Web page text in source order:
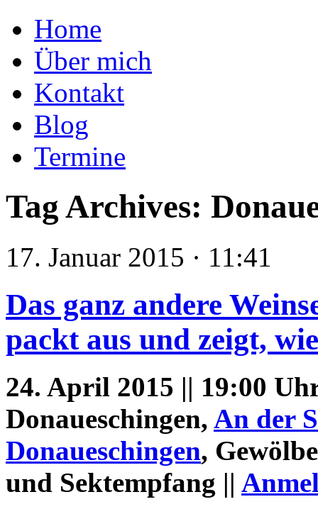
Der Kellermeister
to
contentHome
Über mich
Kontakt
Blog
Termine
Tag Archives:
17. Januar 2015 · 11:41
Das ganz andere
packt aus und zeigt,
24. April 2015 || 19:00
Donaueschingen, An der
Donaueschingen,
und Sektempfang ||